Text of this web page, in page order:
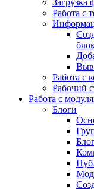
Загрузка
Работа с
Работа с
Рабочий
Работа с
Блоги